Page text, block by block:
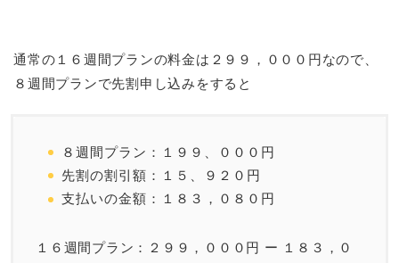
通常の１６週間プランの料金は２９９，０００円なので、
８週間プランで先割申し込みをすると
８週間プラン：１９９、０００円
先割の割引額：１５、９２０円
支払いの金額：１８３，０８０円
１６週間プラン：２９９，０００円 ー １８３，０